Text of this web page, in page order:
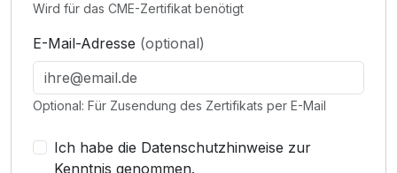
Wird für das CME-Zertifikat benötigt
E-Mail-Adresse (optional)
Optional: Für Zusendung des Zertifikats per E-Mail
Ich habe die Datenschutzhinweise zur
Kenntnis genommen.